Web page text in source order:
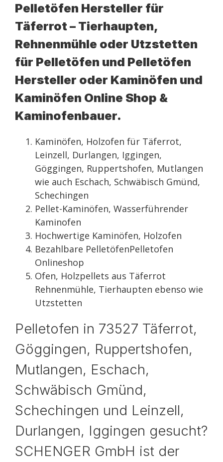
Pelletöfen Hersteller für
Täferrot – Tierhaupten,
Rehnenmühle oder Utzstetten
für Pelletöfen und Pelletöfen
Hersteller oder Kaminöfen und
Kaminöfen Online Shop &
Kaminofenbauer.
Kaminöfen, Holzofen für Täferrot,
Leinzell, Durlangen, Iggingen,
Göggingen, Ruppertshofen, Mutlangen
wie auch Eschach, Schwäbisch Gmünd,
Schechingen
Pellet-Kaminöfen, Wasserführender
Kaminofen
Hochwertige Kaminöfen, Holzofen
Bezahlbare PelletöfenPelletofen
Onlineshop
Ofen, Holzpellets aus Täferrot
Rehnenmühle, Tierhaupten ebenso wie
Utzstetten
Pelletofen in 73527 Täferrot,
Göggingen, Ruppertshofen,
Mutlangen, Eschach,
Schwäbisch Gmünd,
Schechingen und Leinzell,
Durlangen, Iggingen gesucht?
SCHENGER GmbH ist der